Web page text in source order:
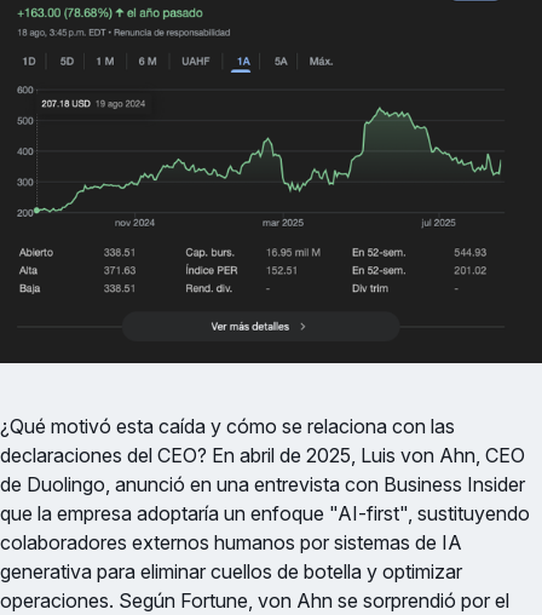
¿Qué motivó esta caída y cómo se relaciona con las
declaraciones del CEO? En abril de 2025, Luis von Ahn, CEO
de Duolingo, anunció en una entrevista con Business Insider
que la empresa adoptaría un enfoque "AI-first", sustituyendo
colaboradores externos humanos por sistemas de IA
generativa para eliminar cuellos de botella y optimizar
operaciones. Según Fortune, von Ahn se sorprendió por el